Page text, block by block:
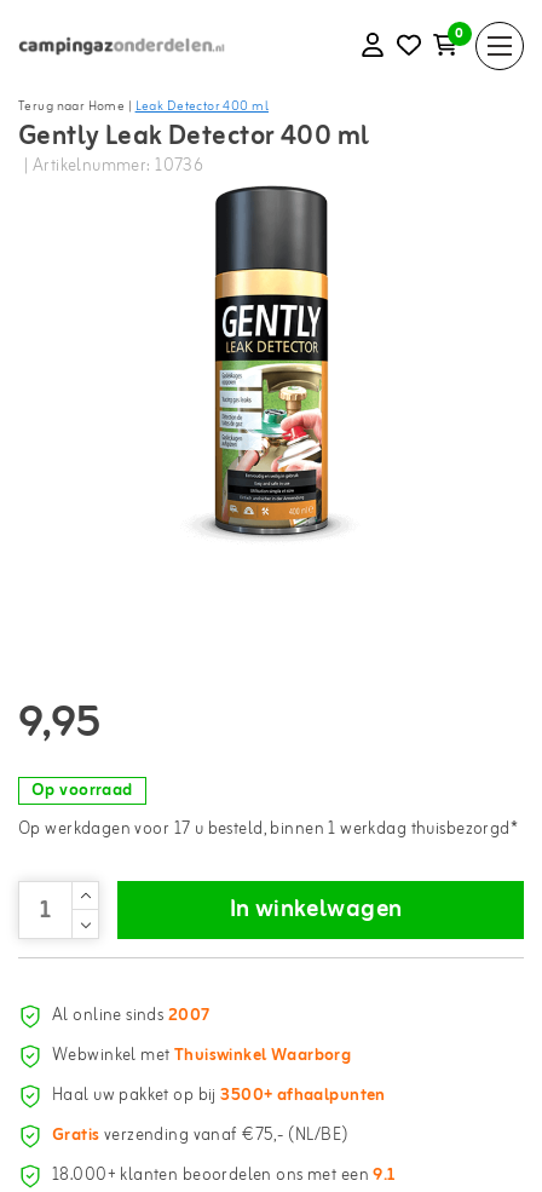
0
Terug naar Home |Leak Detector 400 ml
Gently Leak Detector 400 ml
| Artikelnummer: 10736
9,95
Op voorraad
Op werkdagen voor 17 u besteld, binnen 1 werkdag thuisbezorgd*
In winkelwagen
Al online sinds2007
Webwinkel metThuiswinkel Waarborg
Haal uw pakket op bij3500+ afhaalpunten
Gratisverzending vanaf €75,- (NL/BE)
18.000+ klanten beoordelen ons met een9.1